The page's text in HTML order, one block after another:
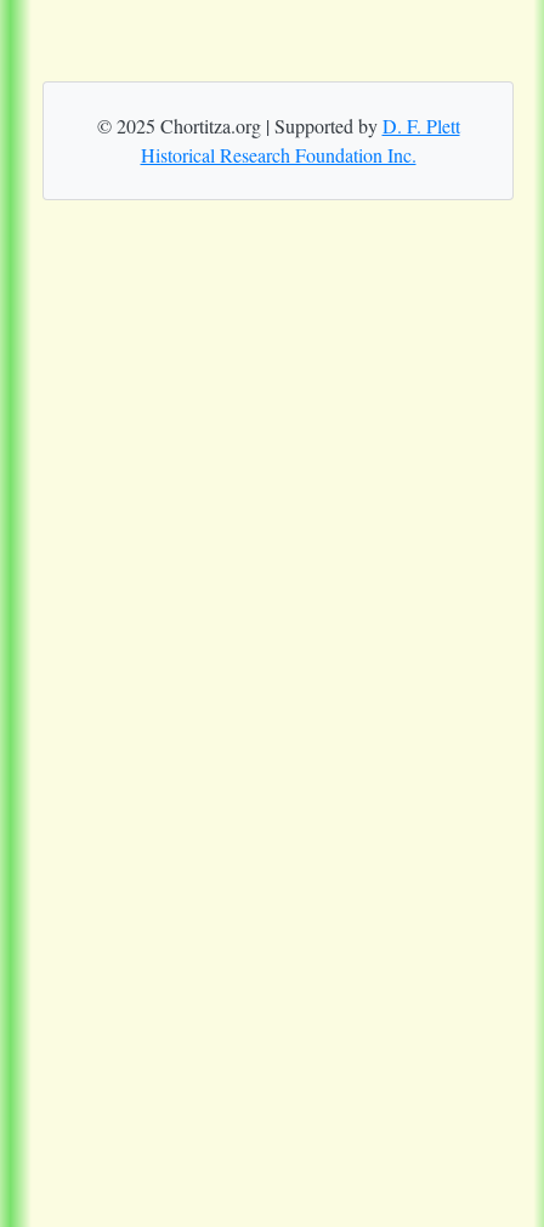
© 2025 Chortitza.org | Supported byD. F. Plett
Historical Research Foundation Inc.